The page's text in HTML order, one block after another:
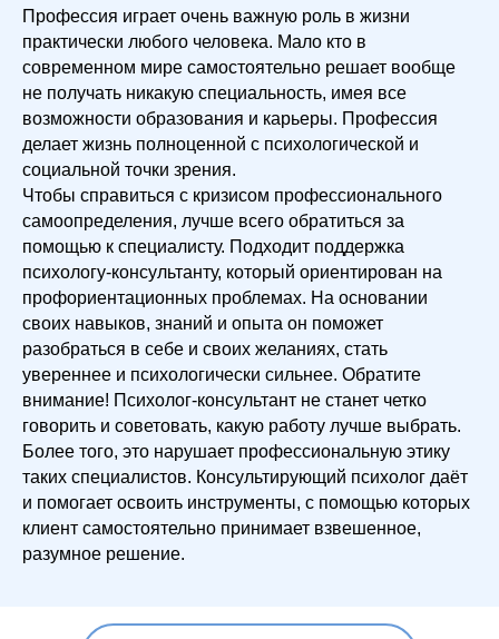
Профессия играет очень важную роль в жизни
практически любого человека. Мало кто в
современном мире самостоятельно решает вообще
не получать никакую специальность, имея все
возможности образования и карьеры. Профессия
делает жизнь полноценной с психологической и
социальной точки зрения.
Чтобы справиться с кризисом профессионального
самоопределения, лучше всего обратиться за
помощью к специалисту. Подходит поддержка
психологу-консультанту, который ориентирован на
профориентационных проблемах. На основании
своих навыков, знаний и опыта он поможет
разобраться в себе и своих желаниях, стать
увереннее и психологически сильнее. Обратите
внимание! Психолог-консультант не станет четко
говорить и советовать, какую работу лучше выбрать.
Более того, это нарушает профессиональную этику
таких специалистов. Консультирующий психолог даёт
и помогает освоить инструменты, с помощью которых
клиент самостоятельно принимает взвешенное,
разумное решение.